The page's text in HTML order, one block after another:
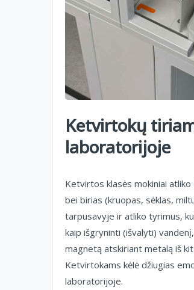
Ketvirtokų
laboratorijoje
Ketvirtos klasės mokiniai
bei birias (kruopas, sėklas,
tarpusavyje ir atliko tyrimus,
kaip išgryninti (išvalyti)
magnetą atskiriant metalą iš
Ketvirtokams kėlė džiugias
laboratorijoje.